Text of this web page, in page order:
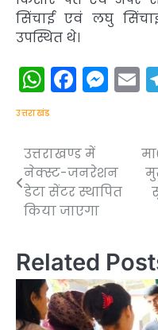
सिंचाई एवं लघु
उपस्थित थे।
उत्तराखंड
Post
navigation
उत्तराखण्ड में
नेक्स्ट-जनरेशन
डेटा सेंटर स्थापित
किया जाएगा
Related